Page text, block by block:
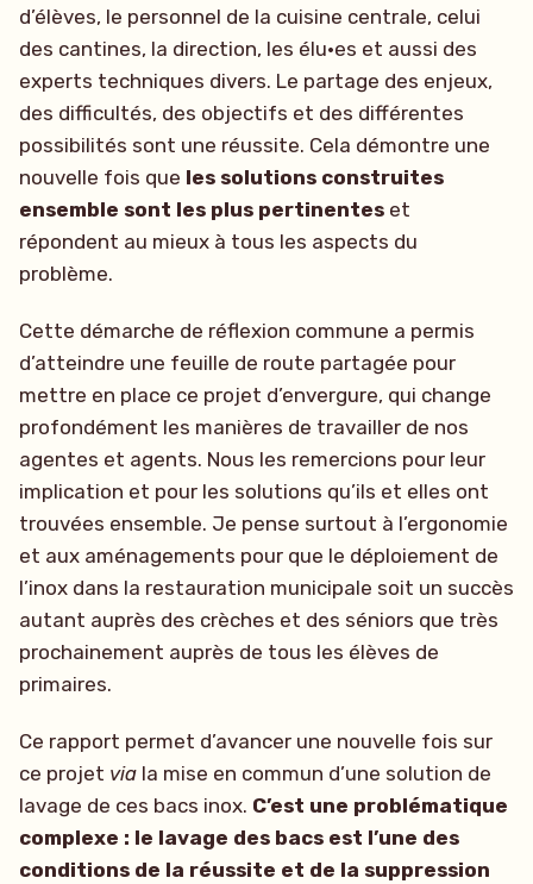
d’élèves, le personnel de la cuisine centrale, celui
des cantines, la direction, les élu·es et aussi des
experts techniques divers. Le partage des enjeux,
des difficultés, des objectifs et des différentes
possibilités sont une réussite. Cela démontre une
nouvelle fois que les solutions construites
ensemble sont les plus pertinentes et
répondent au mieux à tous les aspects du
problème.
Cette démarche de réflexion commune a permis
d’atteindre une feuille de route partagée pour
mettre en place ce projet d’envergure, qui change
profondément les manières de travailler de nos
agentes et agents. Nous les remercions pour leur
implication et pour les solutions qu’ils et elles ont
trouvées ensemble. Je pense surtout à l’ergonomie
et aux aménagements pour que le déploiement de
l’inox dans la restauration municipale soit un succès
autant auprès des crèches et des séniors que très
prochainement auprès de tous les élèves de
primaires.
Ce rapport permet d’avancer une nouvelle fois sur
ce projet via la mise en commun d’une solution de
lavage de ces bacs inox. C’est une problématique
complexe : le lavage des bacs est l’une des
conditions de la réussite et de la suppression